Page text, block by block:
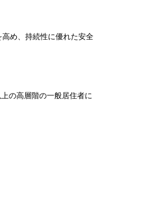
め、持続性に優れた安全
の高層階の一般居住者に